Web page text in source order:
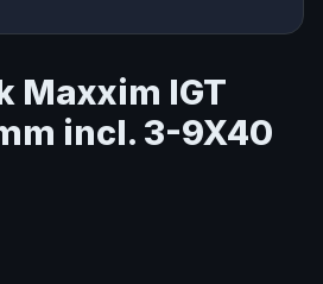
Maxxim IGT
incl. 3-9X40